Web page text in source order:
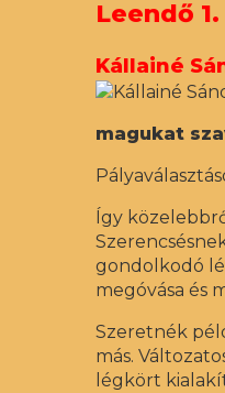
Leendő
Kállainé
magukat
Így
gondolkodó
megóvása és
Szeretnék
más.
légkört